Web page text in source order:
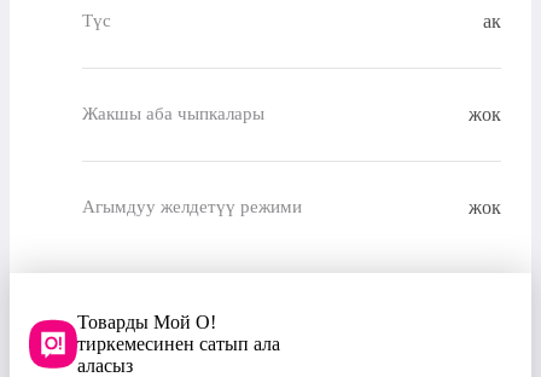
Түс ак
Жакшы аба чыпкалары жок
Агымдуу желдетүү режими жок
Товарды Мой О!
тиркемесинен сатып ала
аласыз